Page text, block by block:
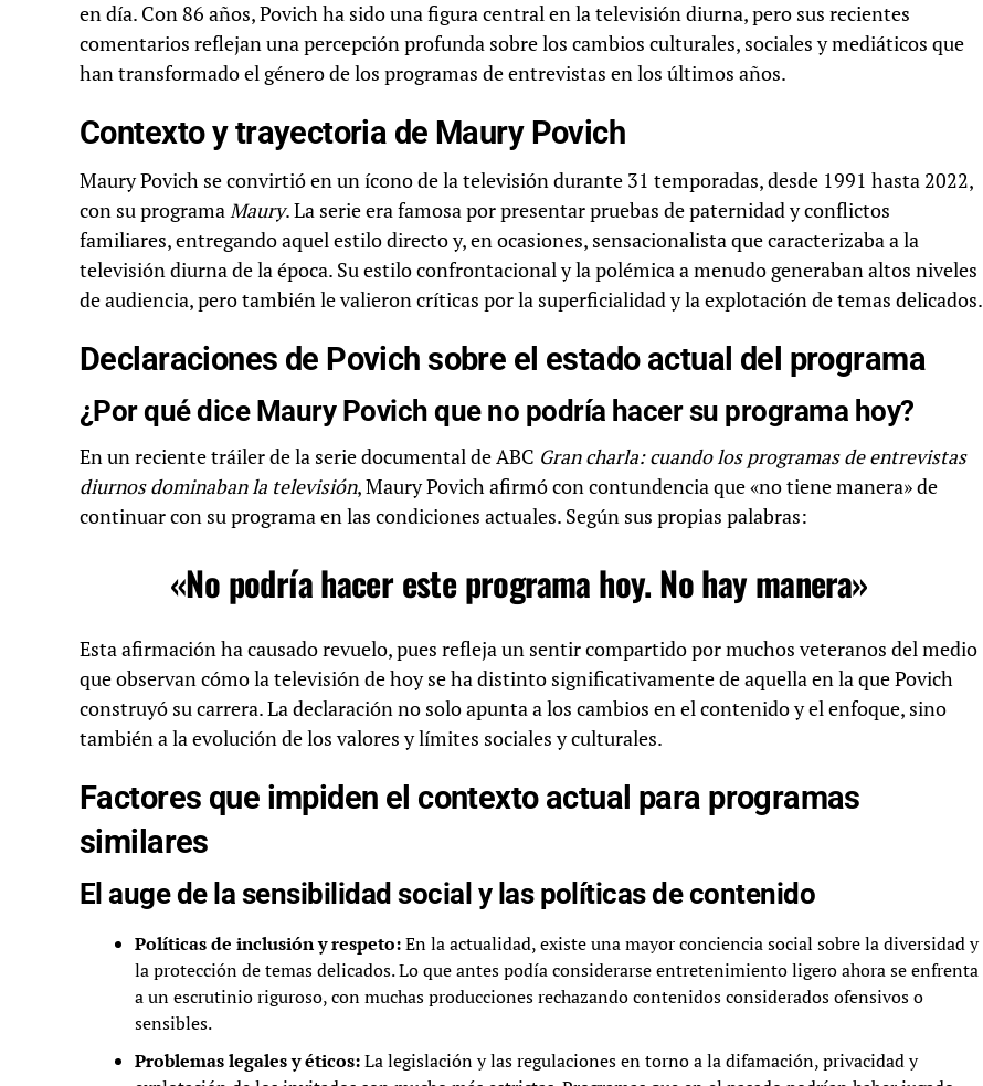
en día. Con 86 años, Povich ha sido una figura central en la televisión diurna, pero sus recientes
comentarios reflejan una percepción profunda sobre los cambios culturales, sociales y mediáticos que
han transformado el género de los programas de entrevistas en los últimos años.
Contexto y trayectoria de Maury Povich
Maury Povich se convirtió en un ícono de la televisión durante 31 temporadas, desde 1991 hasta 2022,
con su programaMaury. La serie era famosa por presentar pruebas de paternidad y conflictos
familiares, entregando aquel estilo directo y, en ocasiones, sensacionalista que caracterizaba a la
televisión diurna de la época. Su estilo confrontacional y la polémica a menudo generaban altos niveles
de audiencia, pero también le valieron críticas por la superficialidad y la explotación de temas delicados.
Declaraciones de Povich sobre el estado actual del programa
¿Por qué dice Maury Povich que no podría hacer su programa hoy?
En un reciente tráiler de la serie documental de ABC Gran charla: cuando los programas de entrevistas
diurnos dominaban la televisión, Maury Povich afirmó con contundencia que «no tiene manera» de
continuar con su programa en las condiciones actuales. Según sus propias palabras:
«No podría hacer este programa hoy. No hay manera»
Esta afirmación ha causado revuelo, pues refleja un sentir compartido por muchos veteranos del medio
que observan cómo la televisión de hoy se ha distinto significativamente de aquella en la que Povich
construyó su carrera. La declaración no solo apunta a los cambios en el contenido y el enfoque, sino
también a la evolución de los valores y límites sociales y culturales.
Factores que impiden el contexto actual para programas
similares
El auge de la sensibilidad social y las políticas de contenido
Políticas de inclusión y respeto:En la actualidad, existe una mayor conciencia social sobre la diversidad y
la protección de temas delicados. Lo que antes podía considerarse entretenimiento ligero ahora se enfrenta
a un escrutinio riguroso, con muchas producciones rechazando contenidos considerados ofensivos o
sensibles.
Problemas legales y éticos:La legislación y las regulaciones en torno a la difamación, privacidad y